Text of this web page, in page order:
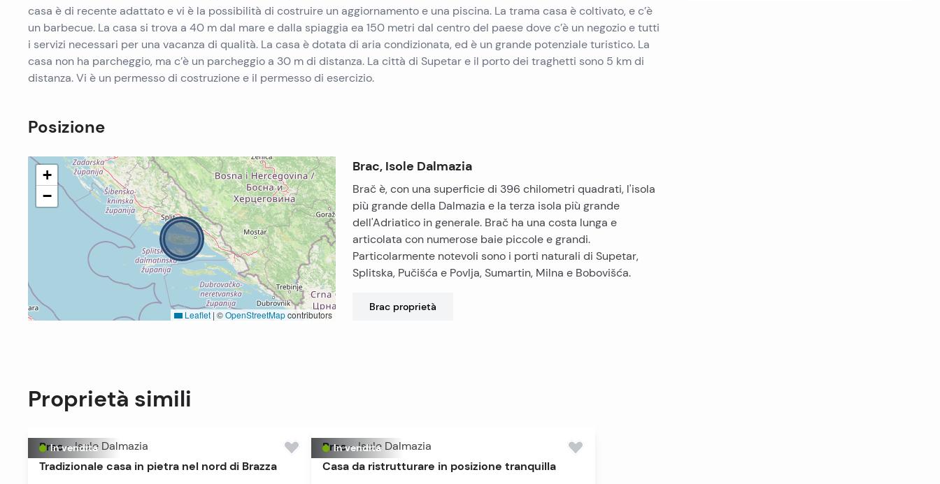
casa è di recente adattato e vi è la possibilità di costruire un aggiornamento e una piscina. La trama casa è coltivato, e c’è
un barbecue. La casa si trova a 40 m dal mare e dalla spiaggia ea 150 metri dal centro del paese dove c’è un negozio e tutti
i servizi necessari per una vacanza di qualità. La casa è dotata di aria condizionata, ed è un grande potenziale turistico. La
casa non ha parcheggio, ma c’è un parcheggio a 30 m di distanza. La città di Supetar e il porto dei traghetti sono 5 km di
distanza. Vi è un permesso di costruzione e il permesso di esercizio.
Posizione
+
−
Leaflet | ©OpenStreetMapcontributors
Brac, Isole Dalmazia
Brač è, con una superficie di 396 chilometri quadrati, l'isola
più grande della Dalmazia e la terza isola più grande
dell'Adriatico in generale. Brač ha una costa lunga e
articolata con numerose baie piccole e grandi.
Particolarmente notevoli sono i porti naturali di Supetar,
Splitska, Pučišća e Povlja, Sumartin, Milna e Bobovišća.
Brac proprietà
Proprietà simili
In vendita
Brac - Isole Dalmazia
Tradizionale casa in pietra nel nord di Brazza
In vendita
Brac - Isole Dalmazia
Casa da ristrutturare in posizione tranquilla